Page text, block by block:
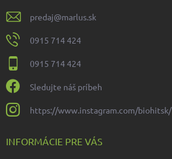
predaj@marlus.sk
0915 714 424
0915 714 424
Sledujte náš príbeh
https://www.instagram.com/biohitsk/
INFORMÁCIE PRE VÁS